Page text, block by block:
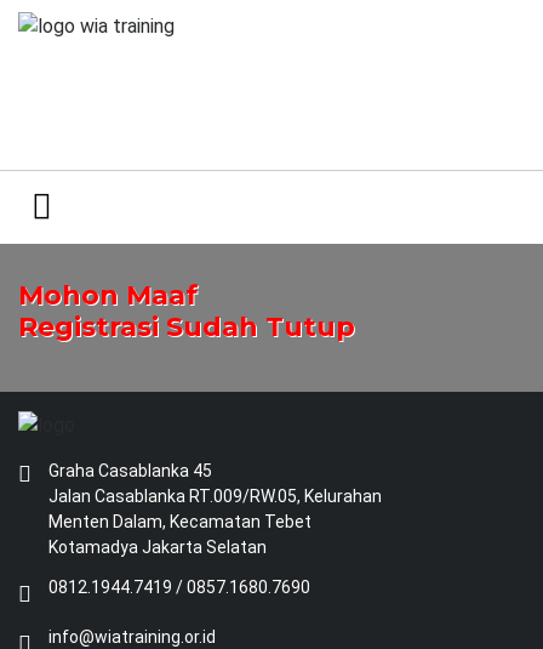
Mohon Maaf
Registrasi Sudah Tutup
Graha Casablanka 45
Jalan Casablanka RT.009/RW.05, Kelurahan
Menten Dalam, Kecamatan Tebet
Kotamadya Jakarta Selatan
0812.1944.7419 / 0857.1680.7690
info@wiatraining.or.id